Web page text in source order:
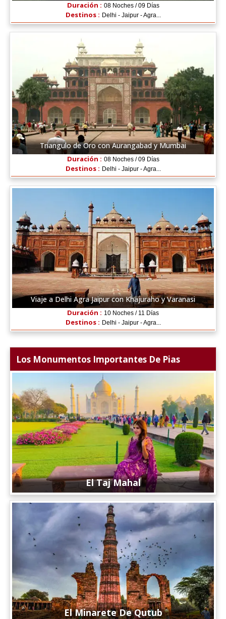
Duración : 08 Noches / 09 Días
Destinos : Delhi - Jaipur - Agra...
Triangulo de Oro con Aurangabad y Mumbai
Duración : 08 Noches / 09 Días
Destinos : Delhi - Jaipur - Agra...
Viaje a Delhi Agra Jaipur con Khajuraho y Varanasi
Duración : 10 Noches / 11 Días
Destinos : Delhi - Jaipur - Agra...
Los Monumentos Importantes De Pias
El Taj Mahal
El Minarete De Qutub